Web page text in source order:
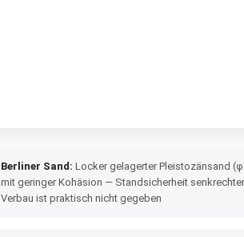
Berliner Sand: Locker gelagerter Pleistozänsand
mit geringer Kohäsion — Standsicherheit
Verbau ist praktisch nicht gegeben